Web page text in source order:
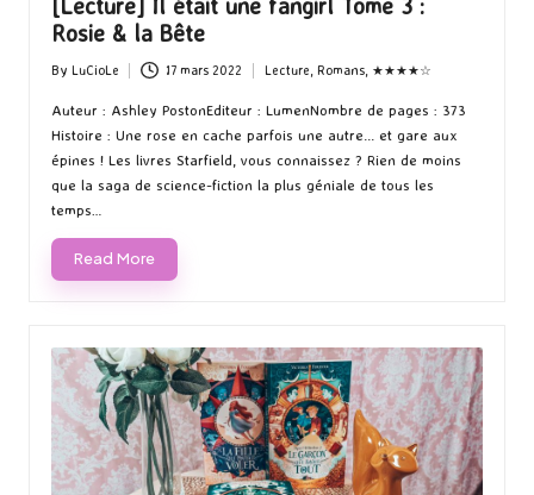
Rosie & la Bête
Posted
by
By LuCioLe 17 mars 2022
in
Lecture, Romans, ★★★★☆
Auteur : Ashley PostonEditeur : LumenNombre de pages : 373
Histoire : Une rose en cache parfois une autre... et gare aux
épines ! Les livres Starfield, vous connaissez ? Rien de moins
que la saga de science-fiction la plus géniale de tous les
temps…
Read More